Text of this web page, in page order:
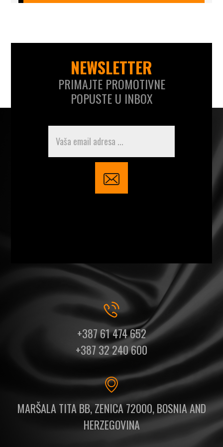
NEWSLETTER
PRIMAJTE PROMOTIVNE
POPUSTE U INBOX
+387 61 474 652
+387 32 240 600
MARŠALA TITA BB, ZENICA 72000, BOSNIA AND
HERZEGOVINA